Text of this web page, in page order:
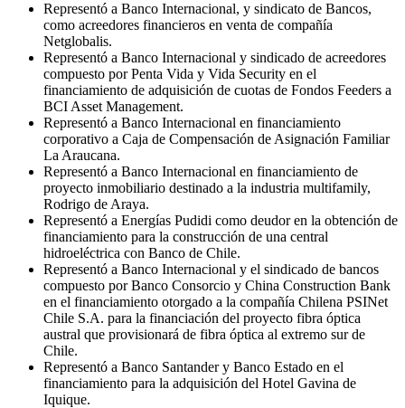
Representó a Banco Internacional, y sindicato de Bancos,
como acreedores financieros en venta de compañía
Netglobalis.
Representó a Banco Internacional y sindicado de acreedores
compuesto por Penta Vida y Vida Security en el
financiamiento de adquisición de cuotas de Fondos Feeders a
BCI Asset Management.
Representó a Banco Internacional en financiamiento
corporativo a Caja de Compensación de Asignación Familiar
La Araucana.
Representó a Banco Internacional en financiamiento de
proyecto inmobiliario destinado a la industria multifamily,
Rodrigo de Araya.
Representó a Energías Pudidi como deudor en la obtención de
financiamiento para la construcción de una central
hidroeléctrica con Banco de Chile.
Representó a Banco Internacional y el sindicado de bancos
compuesto por Banco Consorcio y China Construction Bank
en el financiamiento otorgado a la compañía Chilena PSINet
Chile S.A. para la financiación del proyecto fibra óptica
austral que provisionará de fibra óptica al extremo sur de
Chile.
Representó a Banco Santander y Banco Estado en el
financiamiento para la adquisición del Hotel Gavina de
Iquique.